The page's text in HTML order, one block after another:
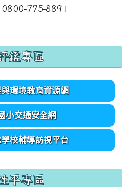
775-889」
鑑專區
環境教育資源網
小交通安全網
校輔導訪視平台
平專區